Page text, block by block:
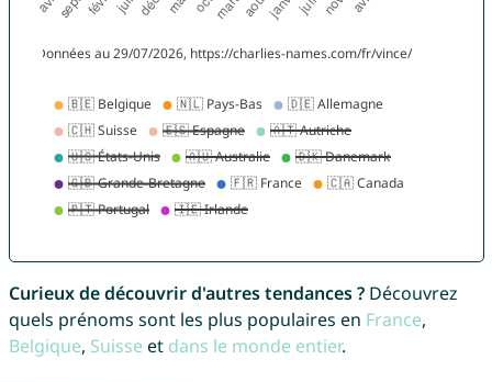
Curieux de découvrir d'autres tendances ?Découvrez
quels prénoms sont les plus populaires en France,
Belgique, Suisse et dans le monde entier.